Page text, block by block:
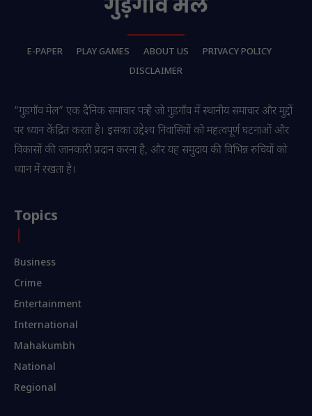
E-PAPER PLAY GAMES ABOUT US
PRIVACY POLICY
DISCLAIMER
“गुडगाँव मेल” एक दैनिक समाचार पत्र है जो गुडगाँव में स्थानीय समाचार और मुद्दों
पर ध्यान केंद्रित करता है। इसका उद्देश्य निवासियों को महत्वपूर्ण घटनाओं और
विकासों की जानकारी प्रदान करना है, और यह समुदाय की विभिन्न रुचियों को
ध्यान में रखता है।
Topics
Business
Crime
Entertainment
International
Mahakumbh
National
Regional